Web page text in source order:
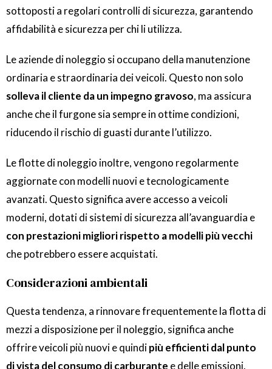
sottoposti a regolari controlli di sicurezza, garantendo
affidabilità e sicurezza per chi li utilizza.
Le aziende di noleggio si occupano della manutenzione
ordinaria e straordinaria dei veicoli. Questo non solo
solleva il cliente da un impegno gravoso, ma assicura
anche che il furgone sia sempre in ottime condizioni,
riducendo il rischio di guasti durante l’utilizzo.
Le flotte di noleggio inoltre, vengono regolarmente
aggiornate con modelli nuovi e tecnologicamente
avanzati. Questo significa avere accesso a veicoli
moderni, dotati di sistemi di sicurezza all’avanguardia e
con prestazioni migliori rispetto a modelli più vecchi
che potrebbero essere acquistati.
Considerazioni ambientali
Questa tendenza, a rinnovare frequentemente la flotta di
mezzi a disposizione per il noleggio, significa anche
offrire veicoli più nuovi e quindipiù efficienti dal punto
di vista del consumo di carburante e delle emissioni.